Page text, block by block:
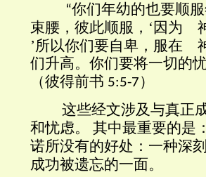
“你们年幼的也要顺
束腰，彼此顺服， ‘因为
’所以你们要自卑，服在
们升高。你们要将一切的
（彼得前书 5:5-7）
这些经文涉及与真正
和忧虑。 其中最重要的是
诺所没有的好处：一种深
成功被遗忘的一面。